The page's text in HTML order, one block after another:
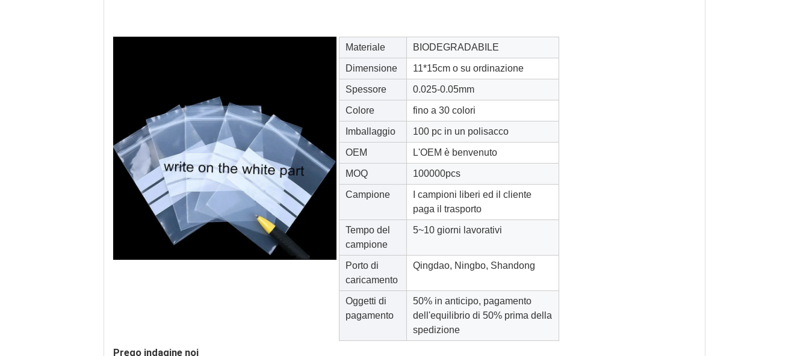
Materiale BIODEGRADABILE
Dimensione 11*15cm o su ordinazione
Spessore 0.025-0.05mm
Colore fino a 30 colori
Imballaggio 100 pc in un polisacco
OEM L'OEM è benvenuto
MOQ 100000pcs
Campione
I campioni liberi ed il cliente
paga il trasporto
Tempo del
campione
5~10 giorni lavorativi
Porto di
caricamento
Qingdao, Ningbo, Shandong
Oggetti di
pagamento
50% in anticipo, pagamento
dell'equilibrio di 50% prima della
spedizione
Prego indagine noi